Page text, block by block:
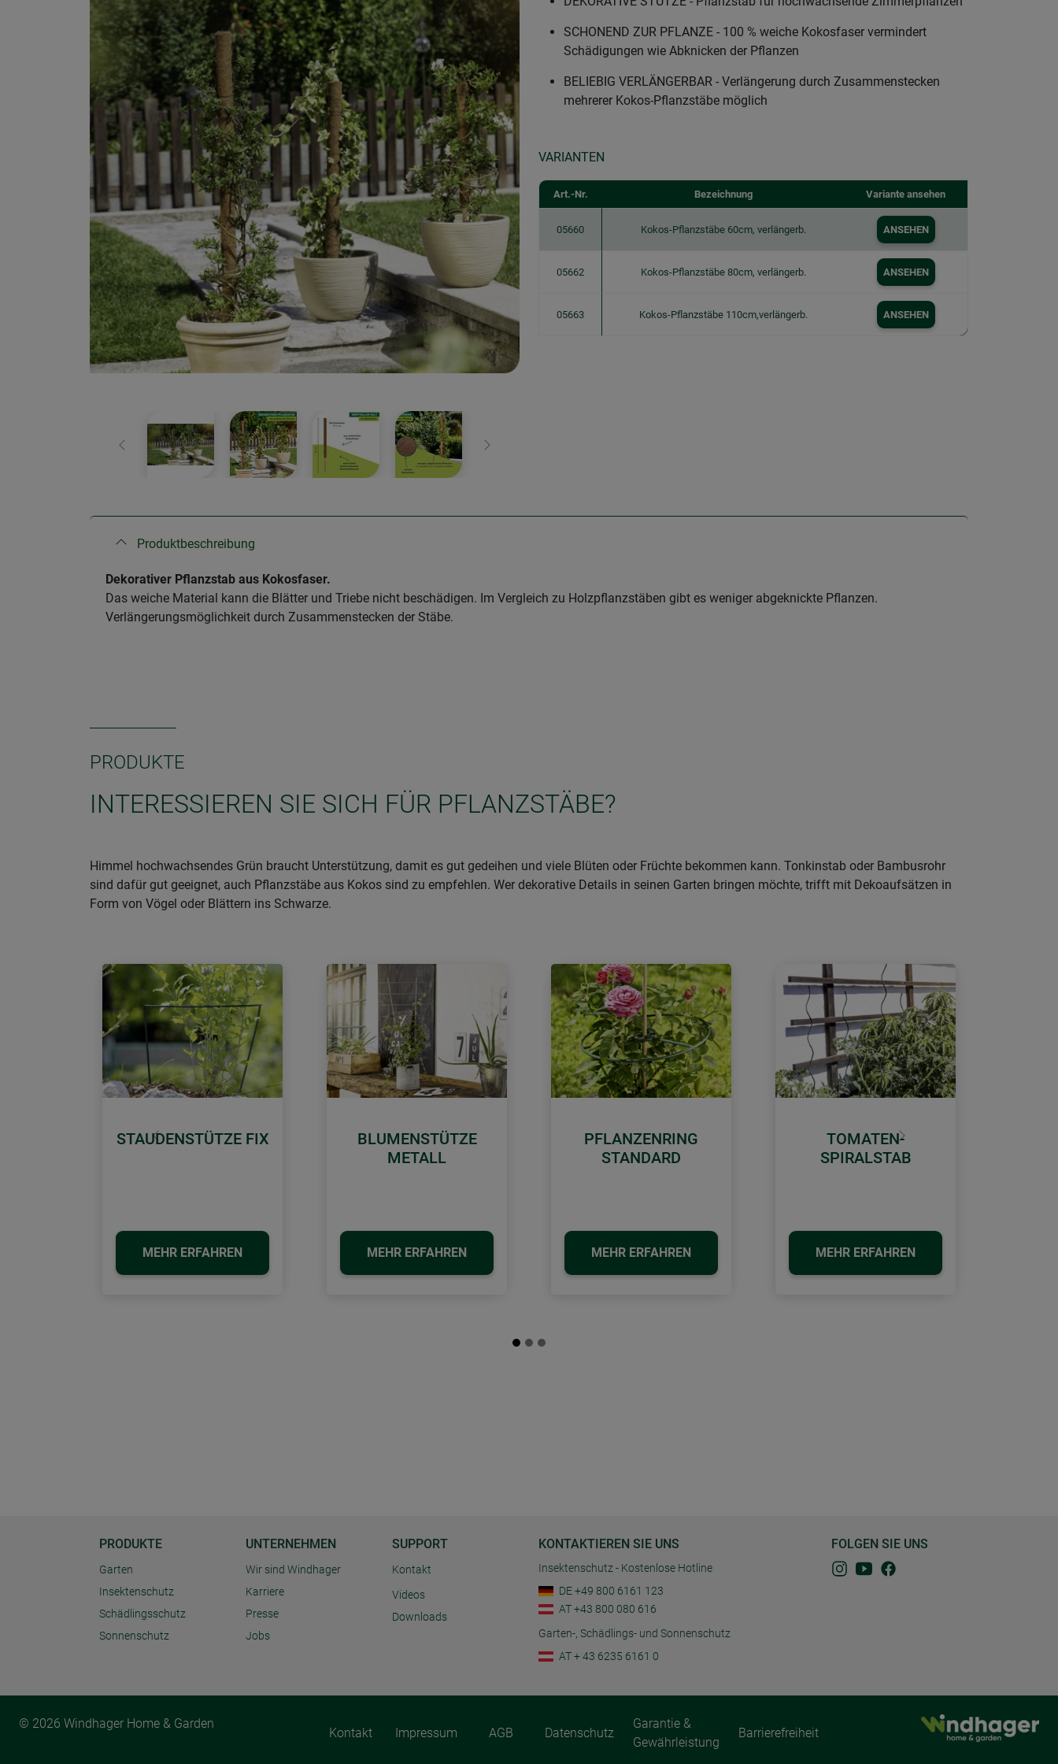
Zurück Weiter
SCHONEND ZUR PFLANZE - 100 % weiche Kokosfaser vermindert
Schädigungen wie Abknicken der Pflanzen
BELIEBIG VERLÄNGERBAR - Verlängerung durch Zusammenstecken
mehrerer Kokos-Pflanzstäbe möglich
VARIANTEN
Art.-Nr. Bezeichnung Variante ansehen
05660 Kokos-Pflanzstäbe 60cm, verlängerb. ANSEHEN
05662 Kokos-Pflanzstäbe 80cm, verlängerb. ANSEHEN
05663 Kokos-Pflanzstäbe 110cm,verlängerb. ANSEHEN
Produktbeschreibung
Dekorativer Pflanzstab aus Kokosfaser.
Das weiche Material kann die Blätter und Triebe nicht beschädigen. Im Vergleich zu Holzpflanzstäben gibt es weniger abgeknickte Pflanzen.
Verlängerungsmöglichkeit durch Zusammenstecken der Stäbe.
PRODUKTE
INTERESSIEREN SIE SICH FÜR PFLANZSTÄBE?
Himmel hochwachsendes Grün braucht Unterstützung, damit es gut gedeihen und viele Blüten oder Früchte bekommen kann. Tonkinstab oder Bambusrohr
sind dafür gut geeignet, auch Pflanzstäbe aus Kokos sind zu empfehlen. Wer dekorative Details in seinen Garten bringen möchte, trifft mit Dekoaufsätzen in
Form von Vögel oder Blättern ins Schwarze.
STAUDENSTÜTZE FIX
MEHR ERFAHREN
BLUMENSTÜTZE
METALL
MEHR ERFAHREN
PFLANZENRING
STANDARD
MEHR ERFAHREN
TOMATEN-
SPIRALSTAB
MEHR ERFAHREN
Zurück Weiter
PRODUKTE
Garten
Insektenschutz
Schädlingsschutz
Sonnenschutz
UNTERNEHMEN
Wir sind Windhager
Karriere
Presse
Jobs
SUPPORT
Kontakt
Videos
Downloads
KONTAKTIEREN SIE UNS
Insektenschutz - Kostenlose Hotline
DE +49 800 6161 123
AT +43 800 080 616
Garten-, Schädlings- und Sonnenschutz
AT + 43 6235 6161 0
FOLGEN SIE UNS
© 2026 Windhager Home & Garden
Kontakt Impressum AGB Datenschutz
Garantie &
Gewährleistung
Barrierefreiheit